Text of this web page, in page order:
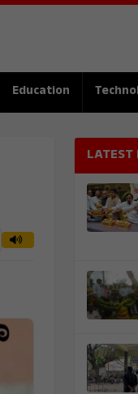
Education
LATEST